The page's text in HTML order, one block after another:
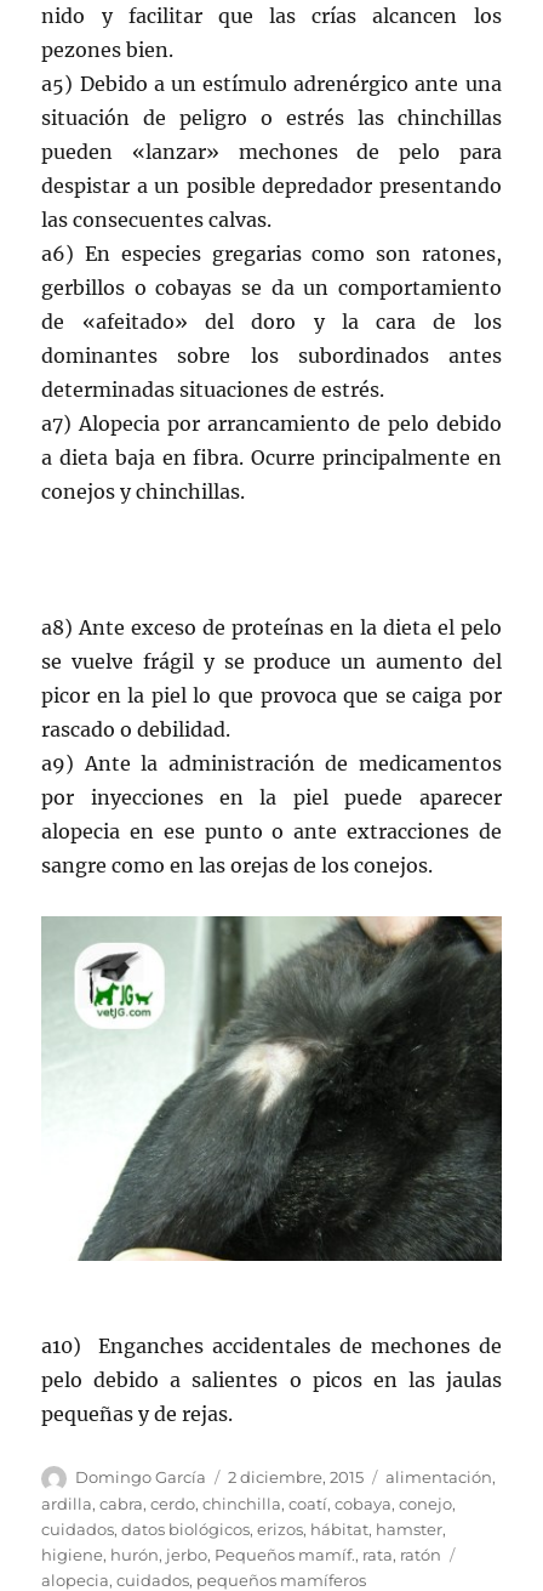
nido y facilitar que las crías alcancen los
pezones bien.
a5) Debido a un estímulo adrenérgico ante una
situación de peligro o estrés las chinchillas
pueden «lanzar» mechones de pelo para
despistar a un posible depredador presentando
las consecuentes calvas.
a6) En especies gregarias como son ratones,
gerbillos o cobayas se da un comportamiento
de «afeitado» del doro y la cara de los
dominantes sobre los subordinados antes
determinadas situaciones de estrés.
a7) Alopecia por arrancamiento de pelo debido
a dieta baja en fibra. Ocurre principalmente en
conejos y chinchillas.
a8) Ante exceso de proteínas en la dieta el pelo
se vuelve frágil y se produce un aumento del
picor en la piel lo que provoca que se caiga por
rascado o debilidad.
a9) Ante la administración de medicamentos
por inyecciones en la piel puede aparecer
alopecia en ese punto o ante extracciones de
sangre como en las orejas de los conejos.
a10) Enganches accidentales de mechones de
pelo debido a salientes o picos en las jaulas
pequeñas y de rejas.
Autor
Domingo García
Publicado
el
2 diciembre, 2015 Categorías
alimentación,
ardilla,cabra,cerdo,chinchilla,coatí,cobaya,conejo,
cuidados,datos biológicos,erizos, hábitat, hamster,
higiene, hurón, jerbo, Pequeños mamíf., rata, ratón
alopecia,cuidados, pequeños mamíferos